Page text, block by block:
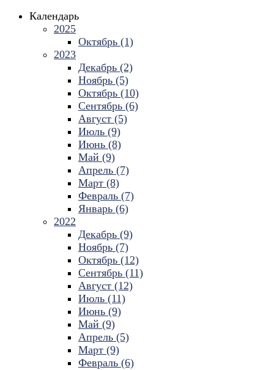
Календарь
2025
Октябрь (1)
2023
Декабрь (2)
Ноябрь (5)
Октябрь (10)
Сентябрь (6)
Август (5)
Июль (9)
Июнь (8)
Май (9)
Апрель (7)
Март (8)
Февраль (7)
Январь (6)
2022
Декабрь (9)
Ноябрь (7)
Октябрь (12)
Сентябрь (11)
Август (12)
Июль (11)
Июнь (9)
Май (9)
Апрель (5)
Март (9)
Февраль (6)